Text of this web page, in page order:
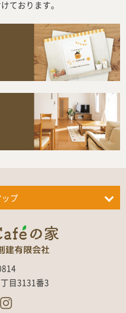
ております。
プ
目3131番3